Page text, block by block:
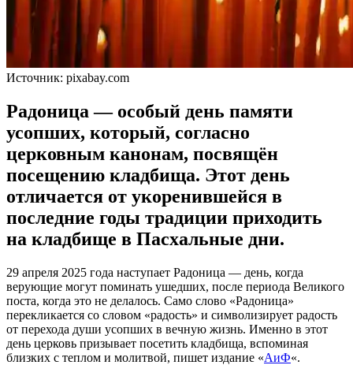
Источник: pixabay.com
Радоница — особый день памяти
усопших, который, согласно
церковным канонам, посвящён
посещению кладбища. Этот день
отличается от укоренившейся в
последние годы традиции приходить
на кладбище в Пасхальные дни.
29 апреля 2025 года наступает Радоница — день, когда
верующие могут поминать ушедших, после периода Великого
поста, когда это не делалось. Само слово «Радоница»
перекликается со словом «радость» и символизирует радость
от перехода души усопших в вечную жизнь. Именно в этот
день церковь призывает посетить кладбища, вспоминая
близких с теплом и молитвой, пишет издание «АиФ«.